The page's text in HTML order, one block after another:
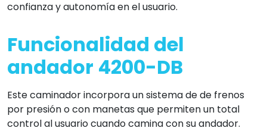
confianza y autonomía en el usuario.
Funcionalidad del
andador 4200-DB
Este caminador incorpora un sistema de de frenos
por presión o con manetas que permiten un total
control al usuario cuando camina con su andador.